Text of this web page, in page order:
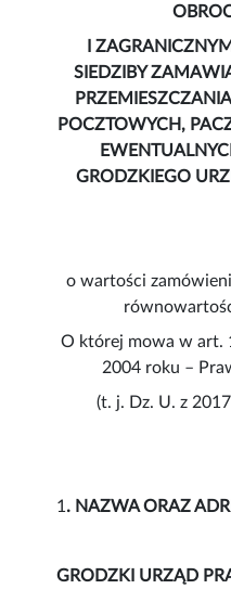
I
SIEDZIBY
POCZTOWYCH,
GRODZKIEGO
o wartości
O której mowa w art.
2004 roku –
(t. j. Dz. U. z
1 . NAZWA ORAZ
GRODZKI URZĄD